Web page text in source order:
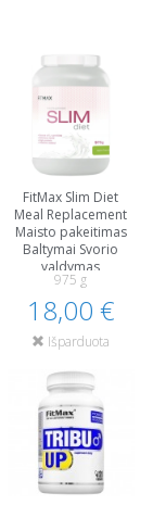
FitMax Slim Diet
Meal Replacement
Maisto pakeitimas
Baltymai Svorio
valdymas
Moterims
975 g
18,00 €
Išparduota